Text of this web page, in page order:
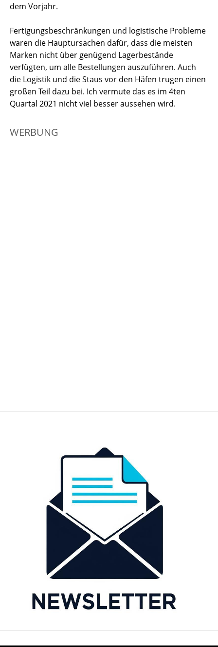
dem Vorjahr.
Fertigungsbeschränkungen und logistische Probleme
waren die Hauptursachen dafür, dass die meisten
Marken nicht über genügend Lagerbestände
verfügten, um alle Bestellungen auszuführen. Auch
die Logistik und die Staus vor den Häfen trugen einen
großen Teil dazu bei. Ich vermute das es im 4ten
Quartal 2021 nicht viel besser aussehen wird.
WERBUNG